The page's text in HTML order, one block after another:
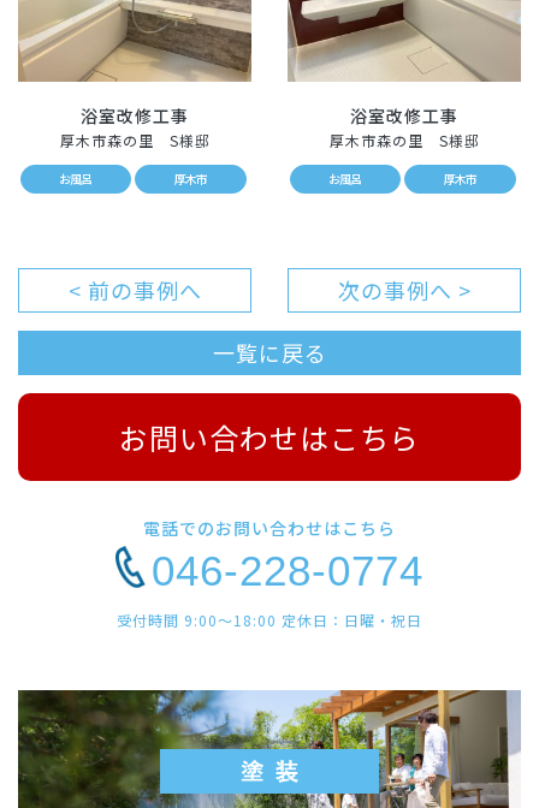
浴室改修工事
厚木市森の里 S様邸
お風呂 厚木市
浴室改修工事
厚木市森の里 S様邸
お風呂 厚木市
< 前の事例へ
次の事例へ >
一覧に戻る
お問い合わせはこちら
電話でのお問い合わせはこちら
046-228-0774
受付時間 9:00〜18:00 定休日：日曜・祝日